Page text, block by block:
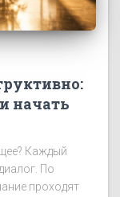
начать
Каждый
По
проходят